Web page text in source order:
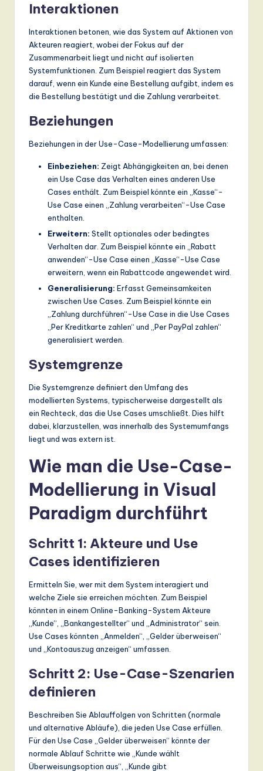
d
D
ig
it
Interaktionen
Interaktionen betonen, wie das System auf Aktionen von
Akteuren reagiert, wobei der Fokus auf der
Zusammenarbeit liegt und nicht auf isolierten
Systemfunktionen. Zum Beispiel reagiert das System
darauf, wenn ein Kunde eine Bestellung aufgibt, indem es
die Bestellung bestätigt und die Zahlung verarbeitet.
Beziehungen
Beziehungen in der Use-Case-Modellierung umfassen:
Einbeziehen: Zeigt Abhängigkeiten an, bei denen
ein Use Case das Verhalten eines anderen Use
Cases enthält. Zum Beispiel könnte ein „Kasse“-
Use Case einen „Zahlung verarbeiten“-Use Case
enthalten.
Erweitern: Stellt optionales oder bedingtes
Verhalten dar. Zum Beispiel könnte ein „Rabatt
anwenden“-Use Case einen „Kasse“-Use Case
erweitern, wenn ein Rabattcode angewendet wird.
Generalisierung: Erfasst Gemeinsamkeiten
zwischen Use Cases. Zum Beispiel könnte ein
„Zahlung durchführen“-Use Case in die Use Cases
„Per Kreditkarte zahlen“ und „Per PayPal zahlen“
generalisiert werden.
Systemgrenze
Die Systemgrenze definiert den Umfang des
modellierten Systems, typischerweise dargestellt als
ein Rechteck, das die Use Cases umschließt. Dies hilft
dabei, klarzustellen, was innerhalb des Systemumfangs
liegt und was extern ist.
Wie man die Use-Case-
Modellierung in Visual
Paradigm durchführt
Schritt 1: Akteure und Use
Cases identifizieren
Ermitteln Sie, wer mit dem System interagiert und
welche Ziele sie erreichen möchten. Zum Beispiel
könnten in einem Online-Banking-System Akteure
„Kunde“, „Bankangestellter“ und „Administrator“ sein.
Use Cases könnten „Anmelden“, „Gelder überweisen“
und „Kontoauszug anzeigen“ umfassen.
Schritt 2: Use-Case-Szenarien
definieren
Beschreiben Sie Ablauffolgen von Schritten (normale
und alternative Abläufe), die jeden Use Case erfüllen.
Für den Use Case „Gelder überweisen“ könnte der
normale Ablauf Schritte wie „Kunde wählt
Überweisungsoption aus“, „Kunde gibt